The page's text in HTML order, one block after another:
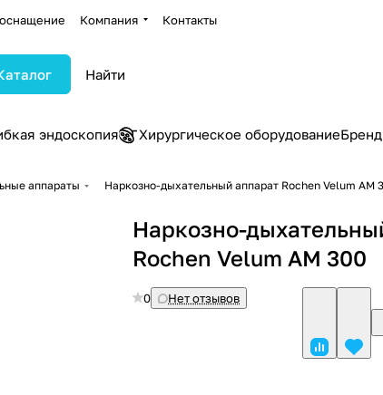
Компания Контакты
эндоскопия Хирургическое оборудование
аппараты Наркозно-дыхательный аппарат Rochen Velum AM
Наркозно-
Rochen Velum AM 300
0 Нет отзывов